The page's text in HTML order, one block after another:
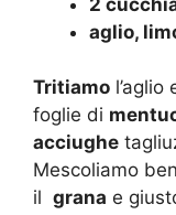
aglio,
Tritiamo l’aglio
foglie di
acciughe
Mescoliamo
il grana e